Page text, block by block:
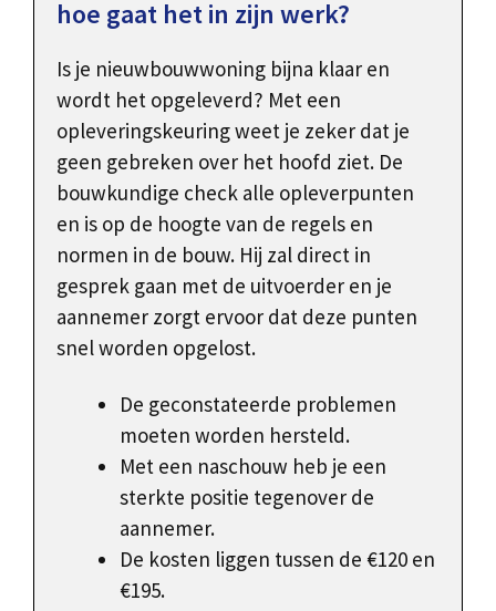
hoe gaat het in zijn werk?
Is je nieuwbouwwoning bijna klaar en
wordt het opgeleverd? Met een
opleveringskeuring weet je zeker dat je
geen gebreken over het hoofd ziet. De
bouwkundige check alle opleverpunten
en is op de hoogte van de regels en
normen in de bouw. Hij zal direct in
gesprek gaan met de uitvoerder en je
aannemer zorgt ervoor dat deze punten
snel worden opgelost.
De geconstateerde problemen
moeten worden hersteld.
Met een naschouw heb je een
sterkte positie tegenover de
aannemer.
De kosten liggen tussen de €120 en
€195.